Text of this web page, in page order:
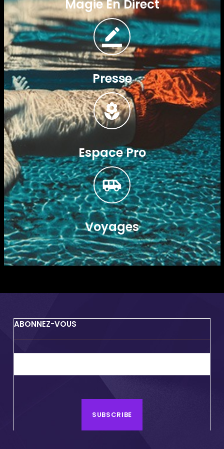
Magie En Direct
Presse
Espace Pro
Voyages
ABONNEZ-VOUS
SUBSCRIBE